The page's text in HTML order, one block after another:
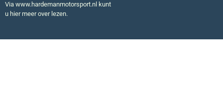
Via www.hardemanmotorsport.nl kunt
u hier meer over lezen.